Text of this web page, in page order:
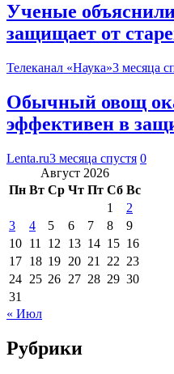
Ученые
защищает от
Телеканал «Наука»3 месяца
Обычный овощ
эффективен в
Lenta.ru3 месяца спустя 0
Август 2026
Пн Вт Ср Чт Пт Сб Вс
1
2
3
4 5 6 7 8
9
10 11 12 13 14 15 16
17 18 19 20 21 22 23
24 25 26 27 28 29 30
31
« Июл
Рубрики